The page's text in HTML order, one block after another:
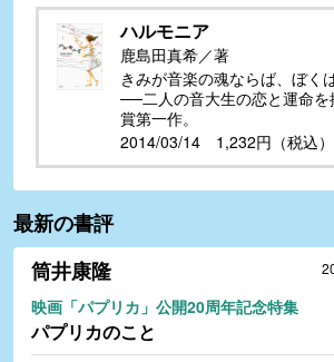
ハルモニア
鹿島田真希／著
きみが音楽の魂ならば、ぼく
──二人の音大生の恋と運命を
賞第一作。
2014/03/14 1,232円（税込）
最新の書評
筒井康隆
映画「パプリカ」公開20周年記念特集
パプリカのこと